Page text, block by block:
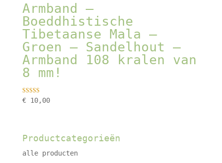
Armband –
Boeddhistische
Tibetaanse Mala –
Groen – Sandelhout –
Armband 108 kralen van
8 mm!
Gewaardeerd
5.00
€10,00
Productcategorieën
alle producten